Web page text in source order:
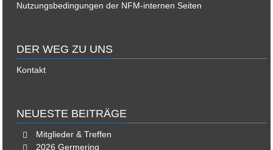
Nutzungsbedingungen der NFM-internen Seiten
DER WEG ZU UNS
Kontakt
NEUESTE BEITRÄGE
Mitglieder & Treffen
2026 Germering